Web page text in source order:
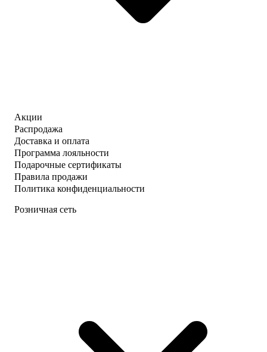
Акции
Распродажа
Доставка и оплата
Программа лояльности
Подарочные сертификаты
Правила продажи
Политика конфиденциальности
Розничная сеть